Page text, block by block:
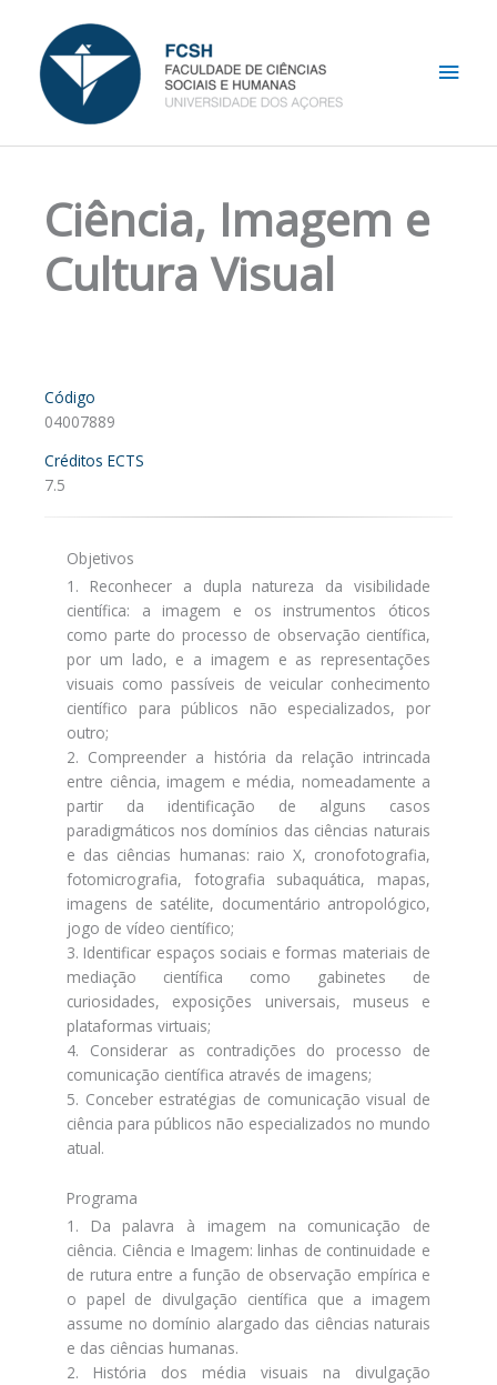
content
Ciência, Imagem e
Cultura Visual
Código
04007889
Créditos ECTS
7.5
Objetivos
1. Reconhecer a dupla natureza da visibilidade
científica: a imagem e os instrumentos óticos
como parte do processo de observação científica,
por um lado, e a imagem e as representações
visuais como passíveis de veicular conhecimento
científico para públicos não especializados, por
outro;
2. Compreender a história da relação intrincada
entre ciência, imagem e média, nomeadamente a
partir da identificação de alguns casos
paradigmáticos nos domínios das ciências naturais
e das ciências humanas: raio X, cronofotografia,
fotomicrografia, fotografia subaquática, mapas,
imagens de satélite, documentário antropológico,
jogo de vídeo científico;
3. Identificar espaços sociais e formas materiais de
mediação científica como gabinetes de
curiosidades, exposições universais, museus e
plataformas virtuais;
4. Considerar as contradições do processo de
comunicação científica através de imagens;
5. Conceber estratégias de comunicação visual de
ciência para públicos não especializados no mundo
atual.
Programa
1. Da palavra à imagem na comunicação de
ciência. Ciência e Imagem: linhas de continuidade e
de rutura entre a função de observação empírica e
o papel de divulgação científica que a imagem
assume no domínio alargado das ciências naturais
e das ciências humanas.
2. História dos média visuais na divulgação